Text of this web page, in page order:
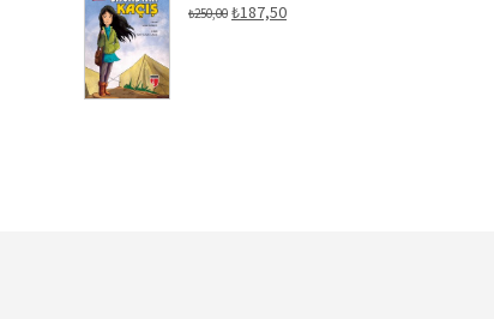
₺250,00 Orijinal
fiyat:
₺187,50Şu
andaki